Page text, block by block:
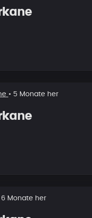
• 5 Monate her
6 Monate her